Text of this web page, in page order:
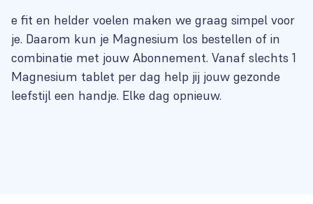
e fit en helder voelen maken we graag simpel voor
je. Daarom kun je Magnesium los bestellen of in
combinatie met jouw Abonnement. Vanaf slechts 1
Magnesium tablet per dag help jij jouw gezonde
leefstijl een handje. Elke dag opnieuw.